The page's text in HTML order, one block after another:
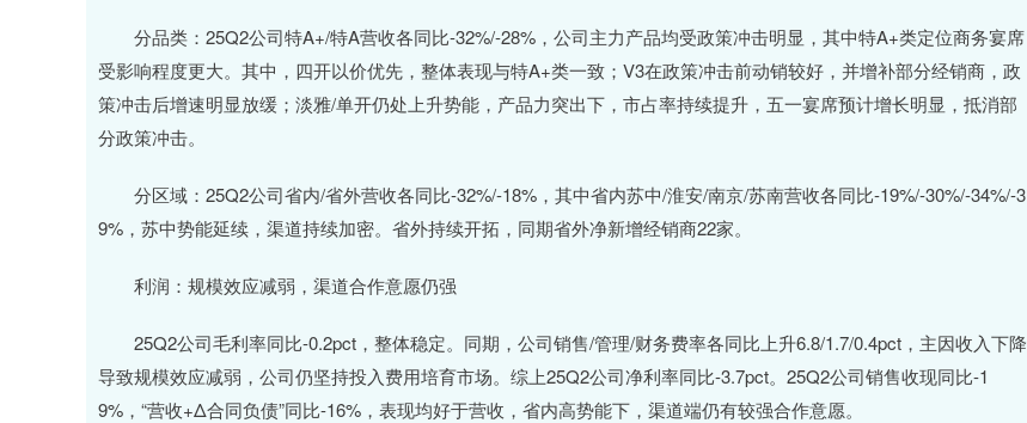
分品类：25Q2公司特A+/特A营收各同比-32%/-28%，公司主力产品均受政策冲击明显，其中特A+类定位商务宴席
受影响程度更大。其中，四开以价优先，整体表现与特A+类一致；V3在政策冲击前动销较好，并增补部分经销商，政
策冲击后增速明显放缓；淡雅/单开仍处上升势能，产品力突出下，市占率持续提升，五一宴席预计增长明显，抵消部
分政策冲击。
分区域：25Q2公司省内/省外营收各同比-32%/-18%，其中省内苏中/淮安/南京/苏南营收各同比-19%/-30%/-34%/-3
9%，苏中势能延续，渠道持续加密。省外持续开拓，同期省外净新增经销商22家。
利润：规模效应减弱，渠道合作意愿仍强
25Q2公司毛利率同比-0.2pct，整体稳定。同期，公司销售/管理/财务费率各同比上升6.8/1.7/0.4pct，主因收入下降
导致规模效应减弱，公司仍坚持投入费用培育市场。综上25Q2公司净利率同比-3.7pct。25Q2公司销售收现同比-1
9%，“营收+Δ合同负债”同比-16%，表现均好于营收，省内高势能下，渠道端仍有较强合作意愿。
沪深300 4694.44 43.13 0.93% 北证50 1134.24 11.37 1.01%